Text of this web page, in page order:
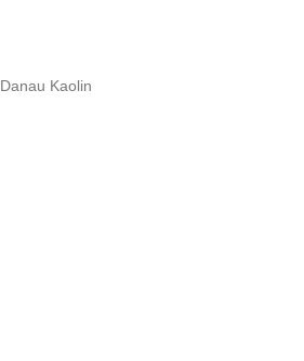
Danau Kaolin